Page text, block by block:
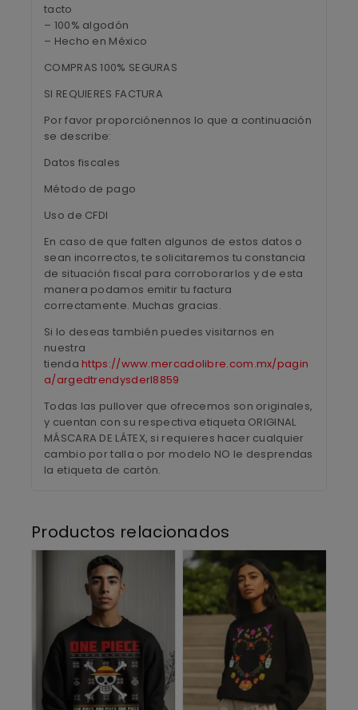
tacto
– 100% algodón
– Hecho en México
COMPRAS 100% SEGURAS
SI REQUIERES FACTURA
Por favor proporciónennos lo que a continuación
se describe:
Datos fiscales
Método de pago
Uso de CFDI
En caso de que falten algunos de estos datos o
sean incorrectos, te solicitaremos tu constancia
de situación fiscal para corroborarlos y de esta
manera podamos emitir tu factura
correctamente. Muchas gracias.
Si lo deseas también puedes visitarnos en
nuestra
tiendahttps://www.mercadolibre.com.mx/pagin
a/argedtrendysderl8859
Todas las pullover que ofrecemos son originales,
y cuentan con su respectiva etiqueta ORIGINAL
MÁSCARA DE LÁTEX, si requieres hacer cualquier
cambio por talla o por modelo NO le desprendas
la etiqueta de cartón.
Productos relacionados